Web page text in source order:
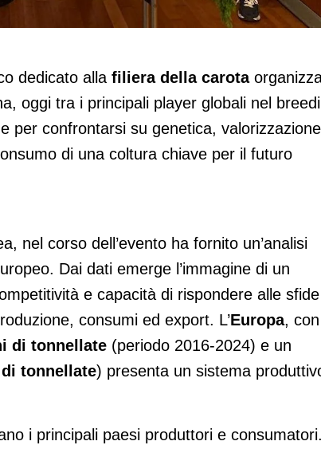
della carota
dedicato alla filiera della carota
oggi tra i principali player globali nel
per confrontarsi su genetica, valorizzazione
di una coltura chiave per il futuro
nel corso dell’evento ha fornito un’analisi
Dai dati emerge l’immagine di un
e capacità di rispondere alle sfide
consumi ed export. L’Europa, con
di tonnellate (periodo 2016-2024) e un
tonnellate) presenta un sistema
i principali paesi produttori e consumatori.